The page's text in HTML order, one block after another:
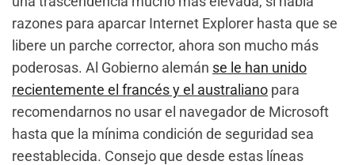
razones para aparcar Internet Explorer hasta que se
libere un parche corrector, ahora son mucho más
poderosas. Al Gobierno alemán se le han unido
recientemente el francés y el australiano para
recomendarnos no usar el navegador de Microsoft
hasta que la mínima condición de seguridad sea
reestablecida. Consejo que desde estas líneas